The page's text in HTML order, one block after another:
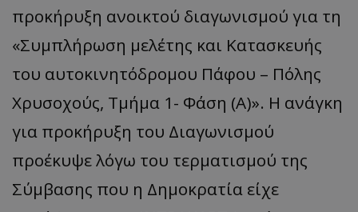
προκήρυξη ανοικτού διαγωνισμού για τη
«Συμπλήρωση μελέτης και Κατασκευής
του αυτοκινητόδρομου Πάφου – Πόλης
Χρυσοχούς, Τμήμα 1- Φάση (Α)». Η ανάγκη
για προκήρυξη του Διαγωνισμού
προέκυψε λόγω του τερματισμού της
Σύμβασης που η Δημοκρατία είχε